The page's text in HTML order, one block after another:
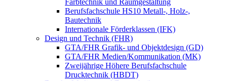
Berufsfachschule HS10 Metall-, Holz-,
Bautechnik
Internationale Förderklassen (IFK)
Design und Technik (FHR)
GTA/FHR Grafik- und Objektdesign (GD)
GTA/FHR Medien/Kommunikation (MK)
Zweijährige Höhere Berufsfachschule
Drucktechnik (HBDT)